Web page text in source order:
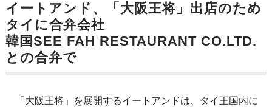
イートアンド、「大阪王将」出店のため
タイに合弁会社
韓国SEE FAH RESTAURANT CO.LTD.
との合弁で
「大阪王将」を展開するイートアンドは、タイ王国内に